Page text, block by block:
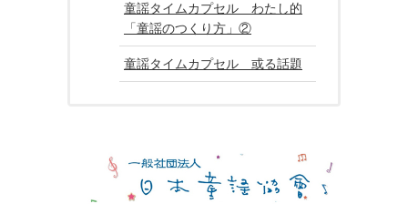
童謡タイムカプセル わたし的
「童謡のつくり方」②
童謡タイムカプセル 或る話題